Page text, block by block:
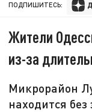
ПОДПИШИТЕСЬ:
Жители
из-за
Микрорайон
находится без